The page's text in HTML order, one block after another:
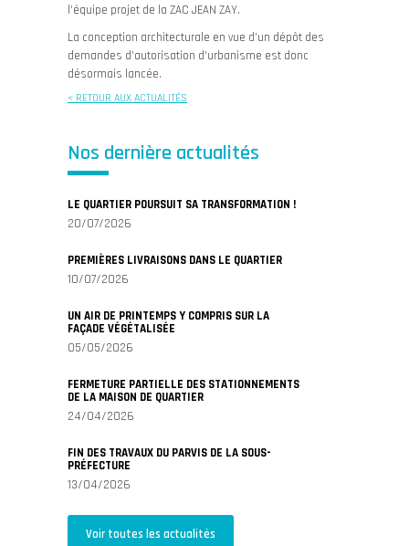
l’équipe projet de la ZAC JEAN ZAY.
La conception architecturale en vue d’un dépôt des
demandes d’autorisation d’urbanisme est donc
désormais lancée.
< RETOUR AUX ACTUALITÉS
Nos dernière actualités
LE QUARTIER POURSUIT SA TRANSFORMATION !
20/07/2026
PREMIÈRES LIVRAISONS DANS LE QUARTIER
10/07/2026
UN AIR DE PRINTEMPS Y COMPRIS SUR LA
FAÇADE VÉGÉTALISÉE
05/05/2026
FERMETURE PARTIELLE DES STATIONNEMENTS
DE LA MAISON DE QUARTIER
24/04/2026
FIN DES TRAVAUX DU PARVIS DE LA SOUS-
PRÉFECTURE
13/04/2026
Voir toutes les actualités